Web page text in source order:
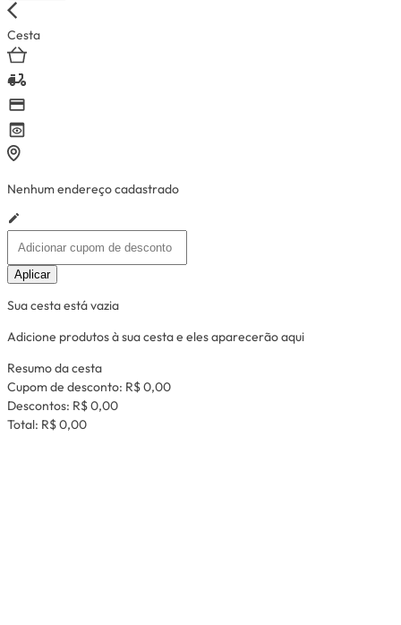
Cesta
Nenhum endereço cadastrado
Aplicar
Sua cesta está vazia
Adicione produtos à sua cesta e eles aparecerão aqui
Resumo da cesta
Cupom de desconto: R$ 0,00
Descontos: R$ 0,00
Total: R$ 0,00